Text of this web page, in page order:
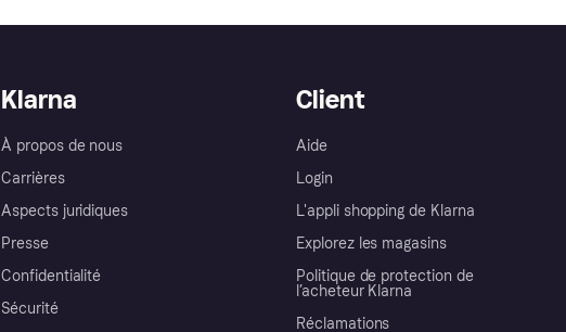
Klarna
À propos de nous
Carrières
Aspects juridiques
Presse
Confidentialité
Sécurité
Client
Aide
Login
L'appli shopping de Klarna
Explorez les magasins
Politique de protection de
l’acheteur Klarna
Réclamations